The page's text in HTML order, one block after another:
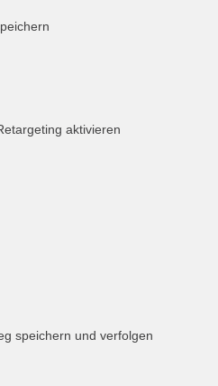
aktivieren
speichern und verfolgen